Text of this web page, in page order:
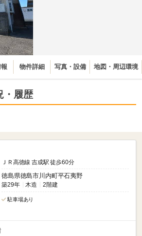
物件詳細 写真・設備 地図・周辺環境
・履歴
ＪＲ高徳線 吉成駅 徒歩60分
徳島県徳島市川内町平石夷野
築29年 木造 2階建
駐車場あり